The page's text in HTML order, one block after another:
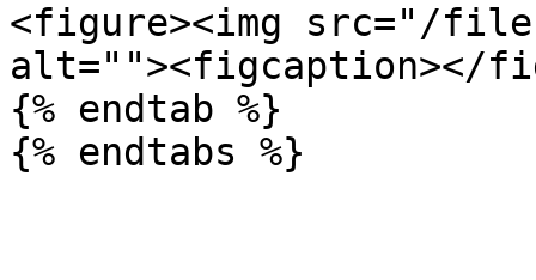
<figure><img src="/files/
alt=""><figcaption></
{% endtab %}